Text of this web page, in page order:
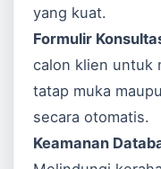
yang kuat.
Formulir
calon klien untuk
tatap muka
secara otomatis.
Keamanan